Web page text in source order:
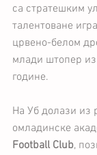
са стратешким
талентоване
црвено-белом
млади штопер
године.
На Уб долази из
омладинске
Football Club,